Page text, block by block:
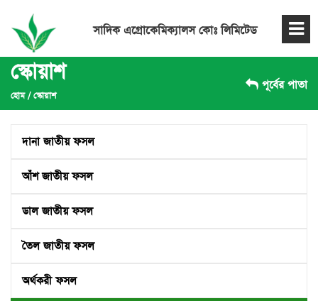
স্কোয়াশ পূর্বের পাতা
হোম/স্কোয়াশ
দানা জাতীয় ফসল
আঁশ জাতীয় ফসল
ডাল জাতীয় ফসল
তৈল জাতীয় ফসল
অর্থকরী ফসল
সাদিক এগ্রোকেমিক্যালস কোঃ লিমিটেড